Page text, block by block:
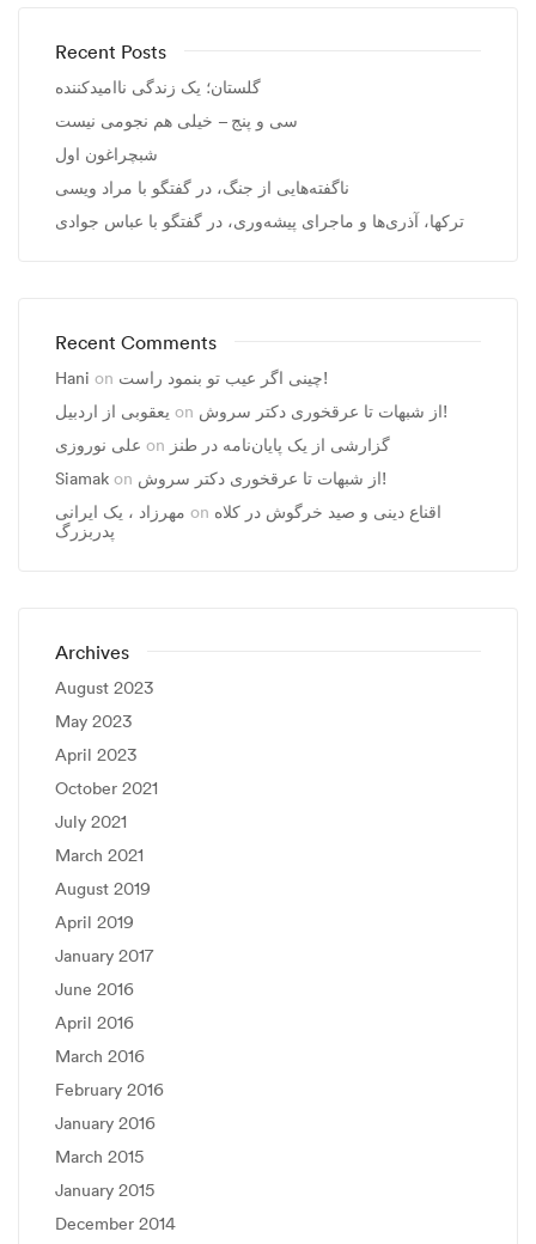
Recent Posts
گلستان؛ یک زندگی ناامیدکننده
سی و پنج – خیلی هم نجومی نیست
شبچراغون اول
ناگفته‌هایی از جنگ، در گفتگو با مراد ویسی
ترکها، آذری‌ها و ماجرای پیشه‌وری، در گفتگو با عباس جوادی
Recent Comments
Hani on
چینی اگر عیب تو بنمود راست!
یعقوبی از اردبیل on
از شبهات تا عرقخوری دکتر سروش!
علی نوروزی on گزارشی از یک پایان‌نامه در طنز
Siamak on
از شبهات تا عرقخوری دکتر سروش!
مهرزاد ، يک ايرانی on اقناع دینی و صید خرگوش در کلاه
پدربزرگ
Archives
August 2023
May 2023
April 2023
October 2021
July 2021
March 2021
August 2019
April 2019
January 2017
June 2016
April 2016
March 2016
February 2016
January 2016
March 2015
January 2015
December 2014